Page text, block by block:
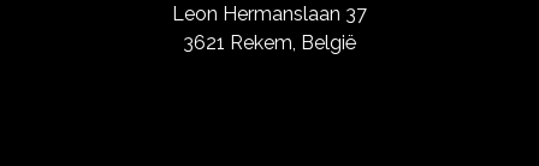
Leon Hermanslaan 37
3621 Rekem, België